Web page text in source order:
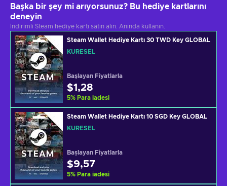
Başka bir şey mi arıyorsunuz? Bu hediye kartlarını
deneyin
İndirimli Steam hediye kartı satın alın. Anında kullanın.
Steam Wallet Hediye Kartı 30 TWD Key GLOBAL
KÜRESEL
Başlayan Fiyatlarla
$1,28
5% Para iadesi
Steam Wallet Hediye Kartı 10 SGD Key GLOBAL
KÜRESEL
Başlayan Fiyatlarla
$9,57
5% Para iadesi